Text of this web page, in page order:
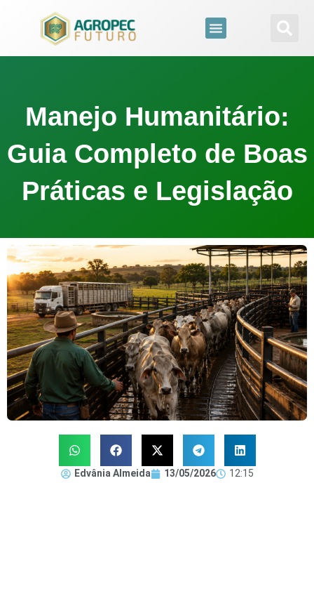
conteúdo
Manejo Humanitário:
Guia Completo de Boas
Práticas e Legislação
Edvânia Almeida 13/05/2026 12:15